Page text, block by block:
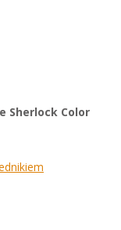
Sherlock Color